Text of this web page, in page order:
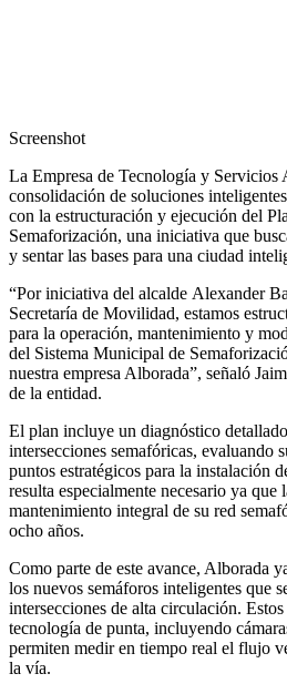
Screenshot
La Empresa de Tecnología y Servicios
consolidación de soluciones
con la estructuración y ejecución del
Semaforización, una iniciativa que
y sentar las bases para una ciudad
“Por iniciativa del alcalde Alexander
Secretaría de Movilidad, estamos
para la operación, mantenimiento y
del Sistema Municipal de
nuestra empresa Alborada”, señaló
de la entidad.
El plan incluye un diagnóstico
intersecciones semafóricas, evaluando
puntos estratégicos para la instalación
resulta especialmente necesario ya
mantenimiento integral de su red
ocho años.
Como parte de este avance, Alborada
los nuevos semáforos inteligentes que
intersecciones de alta circulación.
tecnología de punta, incluyendo
permiten medir en tiempo real el flujo
la vía.